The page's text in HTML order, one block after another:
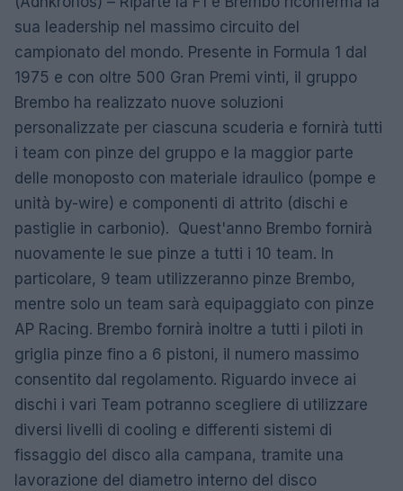
sua leadership nel massimo circuito del
campionato del mondo. Presente in Formula 1 dal
1975 e con oltre 500 Gran Premi vinti, il gruppo
Brembo ha realizzato nuove soluzioni
personalizzate per ciascuna scuderia e fornirà tutti
i team con pinze del gruppo e la maggior parte
delle monoposto con materiale idraulico (pompe e
unità by-wire) e componenti di attrito (dischi e
pastiglie in carbonio). Quest'anno Brembo fornirà
nuovamente le sue pinze a tutti i 10 team. In
particolare, 9 team utilizzeranno pinze Brembo,
mentre solo un team sarà equipaggiato con pinze
AP Racing. Brembo fornirà inoltre a tutti i piloti in
griglia pinze fino a 6 pistoni, il numero massimo
consentito dal regolamento. Riguardo invece ai
dischi i vari Team potranno scegliere di utilizzare
diversi livelli di cooling e differenti sistemi di
fissaggio del disco alla campana, tramite una
lavorazione del diametro interno del disco